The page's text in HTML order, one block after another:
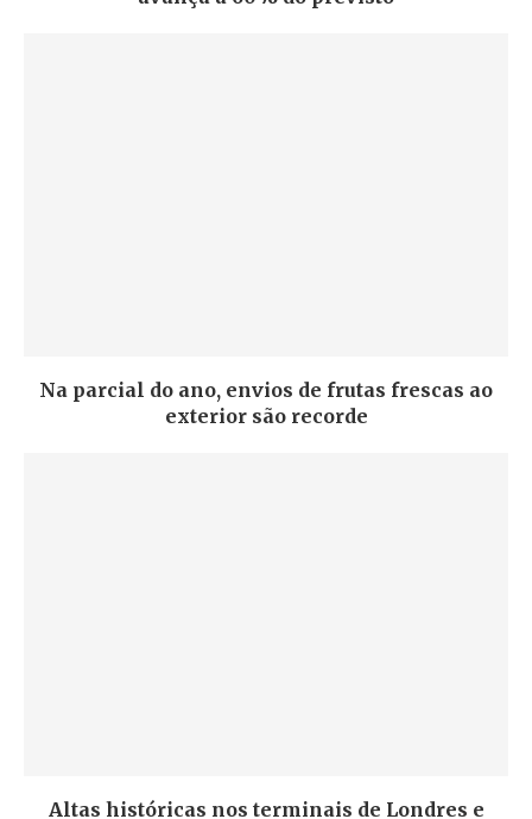
Na parcial do ano, envios de frutas frescas ao
exterior são recorde
Altas históricas nos terminais de Londres e